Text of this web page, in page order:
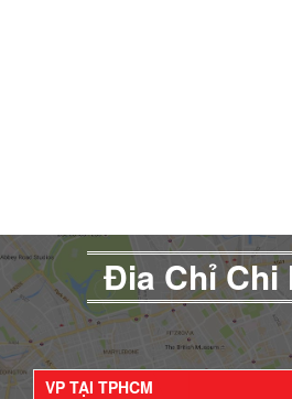
Đia Chỉ Chi
VP TẠI TPHCM